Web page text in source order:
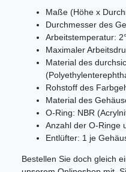
Maße (Höhe x
Durchmesser des
Arbeitstemperatur:
Maximaler
Material des
Rohstoff des
Material des
O-Ring: NBR
Anzahl der O-Ringe
Entlüfter: 1 je
Bestellen Sie doch gleich